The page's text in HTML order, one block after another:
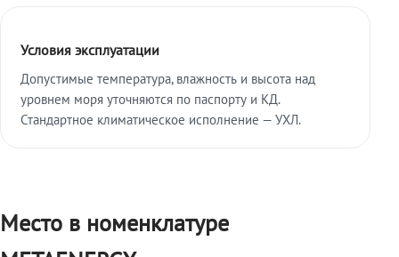
Условия эксплуатации
Допустимые температура, влажность и высота над
уровнем моря уточняются по паспорту и КД.
Стандартное климатическое исполнение — УХЛ.
Место в номенклатуре